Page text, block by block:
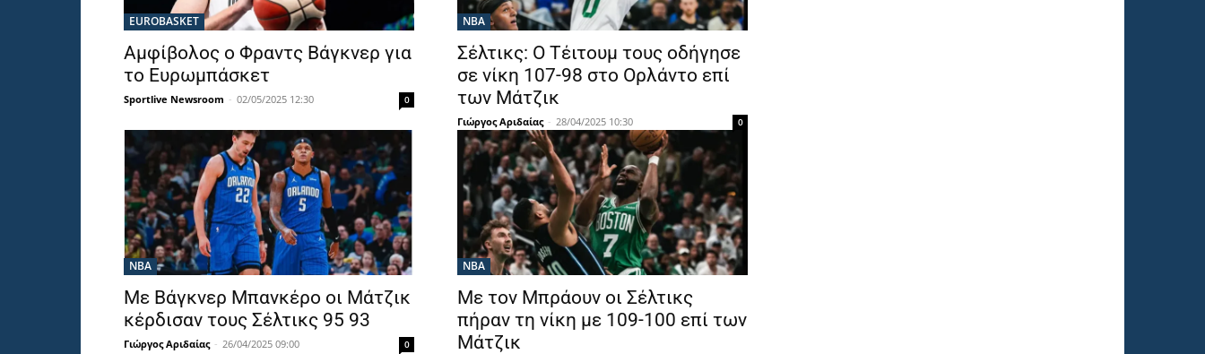
EUROBASKET
Αμφίβολος ο Φραντς Βάγκνερ για
το Ευρωμπάσκετ
Sportlive Newsroom - 02/05/2025 12:30 0
NBA
Σέλτικς: Ο Τέιτουμ τους οδήγησε
σε νίκη 107-98 στο Ορλάντο επί
των Μάτζικ
Γιώργος Αριδαίας - 28/04/2025 10:30 0
NBA
Με Βάγκνερ Μπανκέρο οι Μάτζικ
κέρδισαν τους Σέλτικς 95 93
Γιώργος Αριδαίας - 26/04/2025 09:00 0
NBA
Με τον Μπράουν οι Σέλτικς
πήραν τη νίκη με 109-100 επί των
Μάτζικ